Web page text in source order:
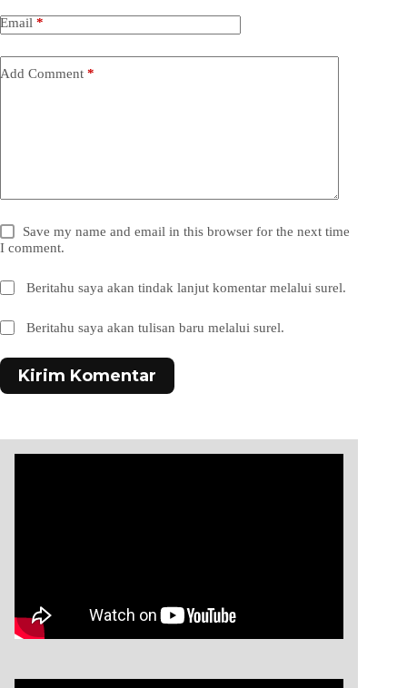
Email *
Add Comment *
Save my name and email in this browser for the next time
I comment.
Beritahu saya akan tindak lanjut komentar melalui surel.
Beritahu saya akan tulisan baru melalui surel.
Kirim Komentar